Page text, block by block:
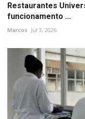
Restaurantes
funcionamento ...
Marcos Jul 3, 2026